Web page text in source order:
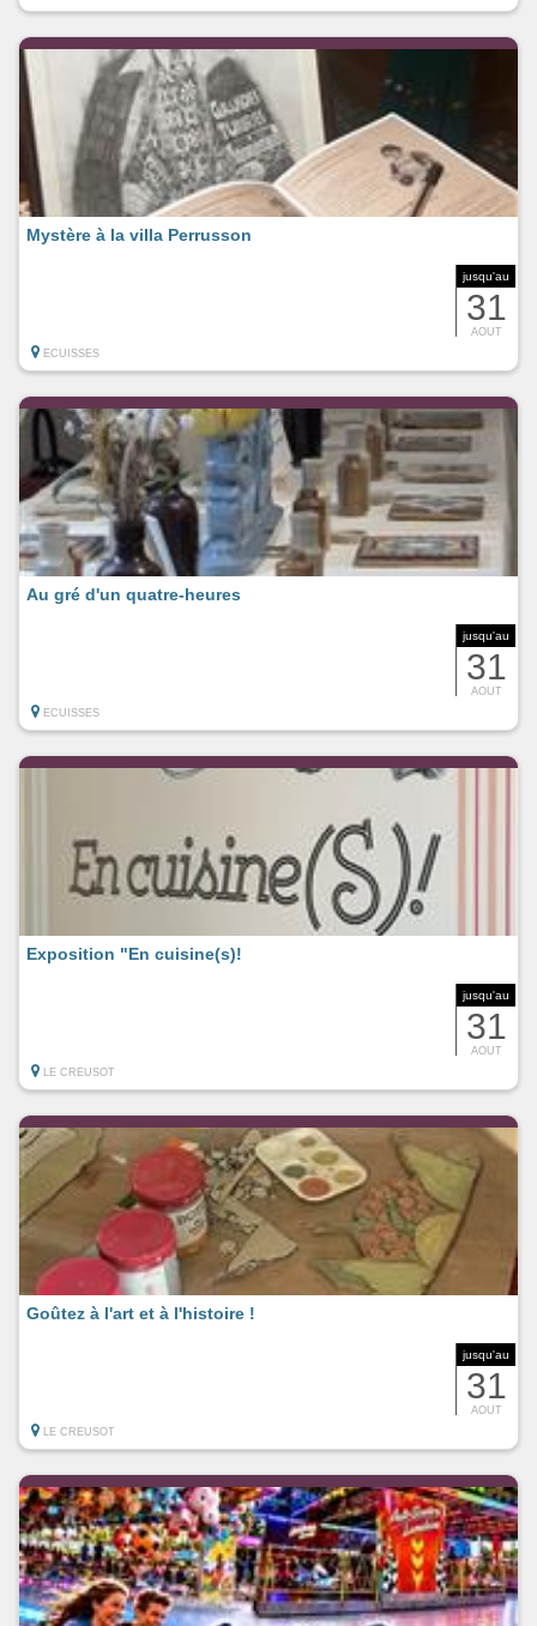
jusqu'au
31
AOUT
Mystère à la villa Perrusson
ECUISSES
jusqu'au
31
AOUT
Au gré d'un quatre-heures
ECUISSES
jusqu'au
31
AOUT
Exposition "En cuisine(s)!
LE CREUSOT
jusqu'au
31
AOUT
Goûtez à l'art et à l'histoire !
LE CREUSOT